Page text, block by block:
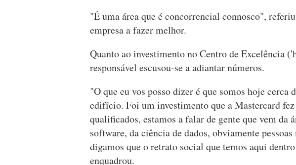
"É uma área que é concorrencial connosco",
empresa a fazer melhor.
Quanto ao investimento no Centro de Excelência
responsável escusou-se a adiantar números.
"O que eu vos posso dizer é que somos hoje cerca
edifício. Foi um investimento que a Mastercard
qualificados, estamos a falar de gente que vem da
software, da ciência de dados, obviamente pessoas
digamos que o retrato social que temos aqui
enquadrou.